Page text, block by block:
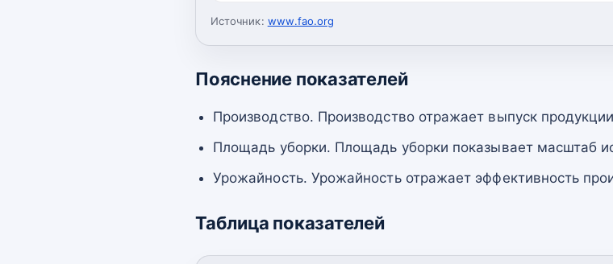
Источник: www.fao.org
Пояснение показателей
Производство. Производство отражает выпуск
Площадь уборки. Площадь уборки показывает масштаб
Урожайность. Урожайность отражает эффективность
Таблица показателей